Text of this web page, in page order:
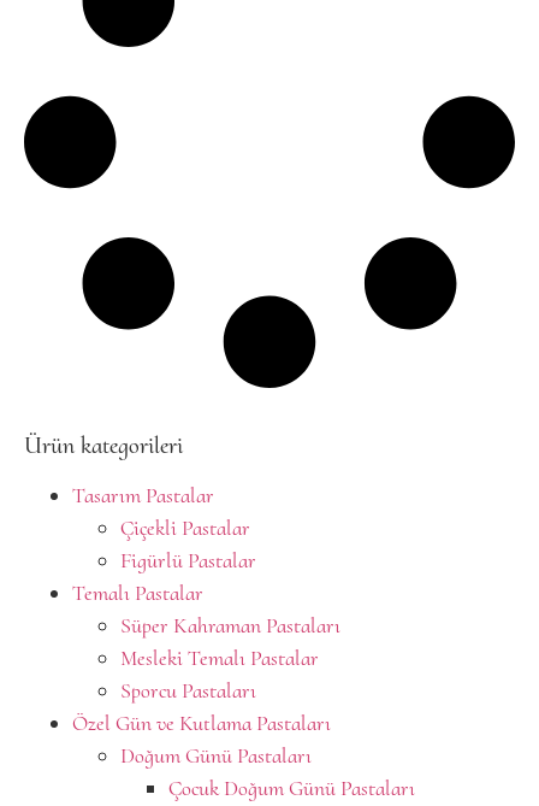
Ürün kategorileri
Tasarım Pastalar
Çiçekli Pastalar
Figürlü Pastalar
Temalı Pastalar
Süper Kahraman Pastaları
Mesleki Temalı Pastalar
Sporcu Pastaları
Özel Gün ve Kutlama Pastaları
Doğum Günü Pastaları
Çocuk Doğum Günü Pastaları